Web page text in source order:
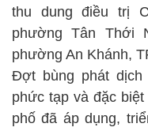
thu dung điều trị
phường Tân Thới
phường An Khánh,
Đợt bùng phát
phức tạp và đặc
phố đã áp dụng,